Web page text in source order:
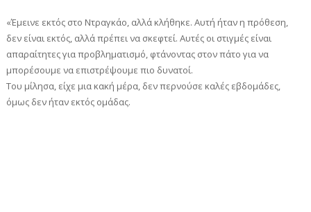
«Έμεινε εκτός στο Ντραγκάο, αλλά κλήθηκε. Αυτή ήταν η πρόθεση,
δεν είναι εκτός, αλλά πρέπει να σκεφτεί. Αυτές οι στιγμές είναι
απαραίτητες για προβληματισμό, φτάνοντας στον πάτο για να
μπορέσουμε να επιστρέψουμε πιο δυνατοί.
Του μίλησα, είχε μια κακή μέρα, δεν περνούσε καλές εβδομάδες,
όμως δεν ήταν εκτός ομάδας.